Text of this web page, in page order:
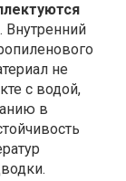
Внутренний
не
с водой,
в